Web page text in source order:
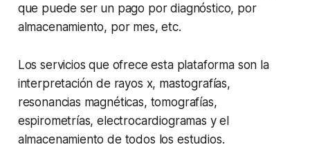
que puede ser un pago por diagnóstico, por
almacenamiento, por mes, etc.
Los servicios que ofrece esta plataforma son la
interpretación de rayos x, mastografías,
resonancias magnéticas, tomografías,
espirometrías, electrocardiogramas y el
almacenamiento de todos los estudios.